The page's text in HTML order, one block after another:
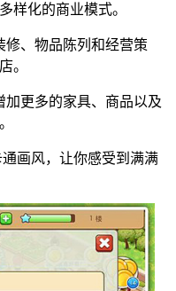
样化的商业模式。
修、物品陈列和经营策
。
加更多的家具、商品以及
画风，让你感受到满满